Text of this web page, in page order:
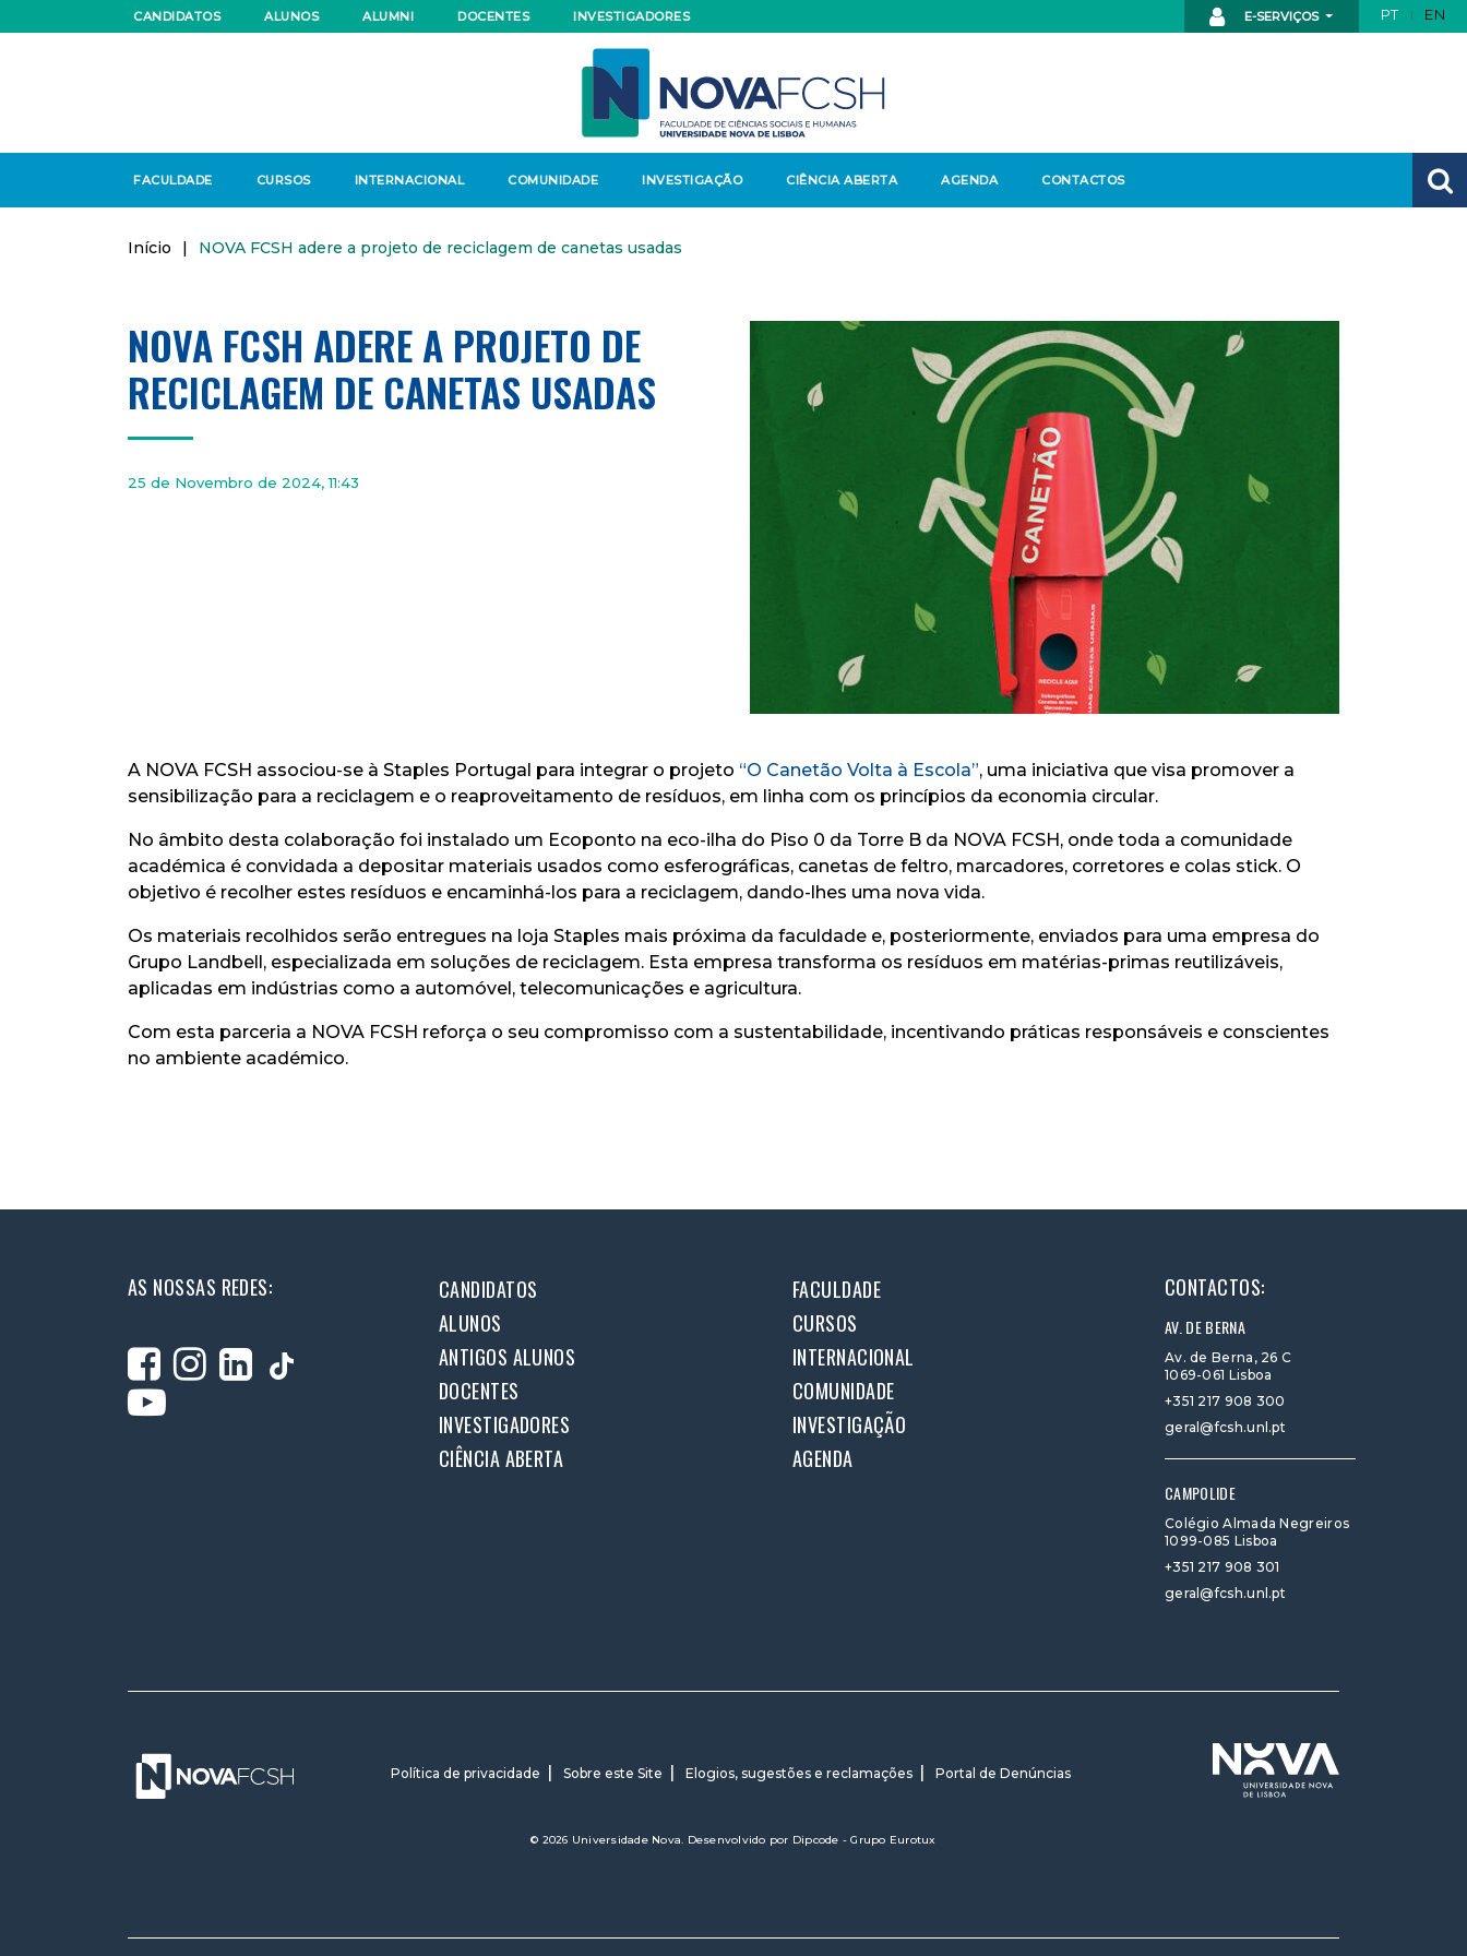
E-SERVIÇOS PT EN
CANDIDATOS ALUNOS ALUMNI DOCENTES INVESTIGADORES
FACULDADE CURSOS INTERNACIONAL COMUNIDADE INVESTIGAÇÃO CIÊNCIA ABERTA AGENDA CONTACTOS
Início | NOVA FCSH adere a projeto de reciclagem de canetas usadas
NOVA FCSH ADERE A PROJETO DE
RECICLAGEM DE CANETAS USADAS
25 de Novembro de 2024, 11:43
A NOVA FCSH associou-se à Staples Portugal para integrar o projeto “O Canetão Volta à Escola”, uma iniciativa que visa promover a
sensibilização para a reciclagem e o reaproveitamento de resíduos, em linha com os princípios da economia circular.
No âmbito desta colaboração foi instalado um Ecoponto na eco-ilha do Piso 0 da Torre B da NOVA FCSH, onde toda a comunidade
académica é convidada a depositar materiais usados como esferográficas, canetas de feltro, marcadores, corretores e colas stick. O
objetivo é recolher estes resíduos e encaminhá-los para a reciclagem, dando-lhes uma nova vida.
Os materiais recolhidos serão entregues na loja Staples mais próxima da faculdade e, posteriormente, enviados para uma empresa do
Grupo Landbell, especializada em soluções de reciclagem. Esta empresa transforma os resíduos em matérias-primas reutilizáveis,
aplicadas em indústrias como a automóvel, telecomunicações e agricultura.
Com esta parceria a NOVA FCSH reforça o seu compromisso com a sustentabilidade, incentivando práticas responsáveis e conscientes
no ambiente académico.
AS NOSSAS REDES: CANDIDATOS
FACULDADE
ALUNOS
CURSOS
ANTIGOS ALUNOS
INTERNACIONAL
DOCENTES
COMUNIDADE
INVESTIGADORES
INVESTIGAÇÃO
CIÊNCIA ABERTA
AGENDA
CONTACTOS:
AV. DE BERNA
Av. de Berna, 26 C
1069-061 Lisboa
+351 217 908 300
geral@fcsh.unl.pt
CAMPOLIDE
Colégio Almada Negreiros
1099-085 Lisboa
+351 217 908 301
geral@fcsh.unl.pt
Política de privacidade Sobre este Site Elogios, sugestões e reclamações Portal de Denúncias
© 2026 Universidade Nova. Desenvolvido por Dipcode - Grupo Eurotux